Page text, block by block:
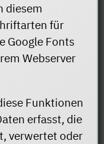
diesem
für
Google Fonts
Webserver
Funktionen
erfasst, die
verwertet oder